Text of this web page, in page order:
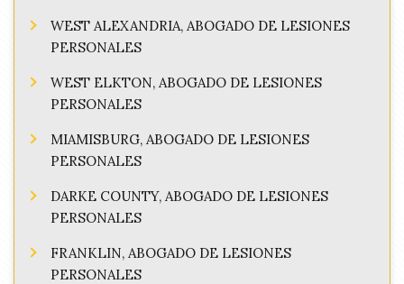
WEST ALEXANDRIA, ABOGADO DE LESIONES
PERSONALES
WEST ELKTON, ABOGADO DE LESIONES
PERSONALES
MIAMISBURG, ABOGADO DE LESIONES
PERSONALES
DARKE COUNTY, ABOGADO DE LESIONES
PERSONALES
FRANKLIN, ABOGADO DE LESIONES
PERSONALES